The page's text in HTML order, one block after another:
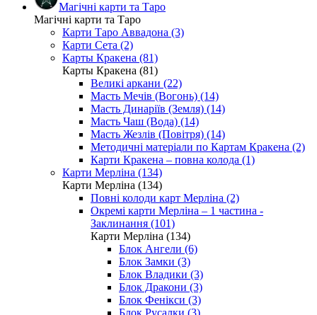
Магічні карти та Таро
Магічні карти та Таро
Карти Таро Аввадона (3)
Карти Сета (2)
Карты Кракена (81)
Карты Кракена (81)
Великі аркани (22)
Масть Мечів (Вогонь) (14)
Масть Динаріїв (Земля) (14)
Масть Чаш (Вода) (14)
Масть Жезлів (Повітря) (14)
Методичні матеріали по Картам Кракена (2)
Карти Кракена – повна колода (1)
Карти Мерліна (134)
Карти Мерліна (134)
Повні колоди карт Мерліна (2)
Окремі карти Мерліна – 1 частина -
Заклинання (101)
Карти Мерліна (134)
Блок Ангели (6)
Блок Замки (3)
Блок Владики (3)
Блок Дракони (3)
Блок Фенікси (3)
Блок Русалки (3)